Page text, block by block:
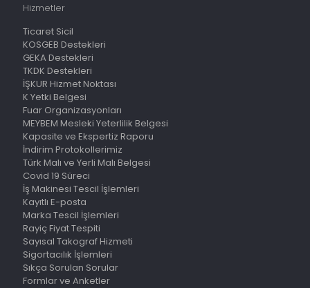
Hizmetler
Ticaret Sicil
KOSGEB Destekleri
GEKA Destekleri
TKDK Destekleri
İŞKUR Hizmet Noktası
K Yetki Belgesi
Fuar Organizasyonları
MEYBEM Mesleki Yeterlilik Belgesi
Kapasite ve Ekspertiz Raporu
İndirim Protokollerimiz
Türk Malı ve Yerli Malı Belgesi
Covid 19 Süreci
İş Makinesi Tescil İşlemleri
Kayıtlı E-posta
Marka Tescil İşlemleri
Rayiç Fiyat Tespiti
Sayısal Takograf Hizmeti
Sigortacılık İşlemleri
Sıkça Sorulan Sorular
Formlar ve Anketler